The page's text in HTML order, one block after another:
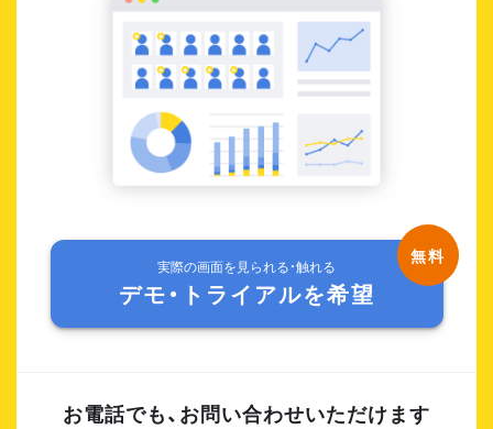
実際の画面を見られる・触れる
デモ・トライアルを希望
お電話でも、お問い合わせいただけます